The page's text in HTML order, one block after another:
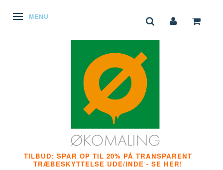
SKIFTE NAVIGATION
MENU
TILBUD: SPAR OP TIL 20% PÅ TRANSPARENT
TRÆBESKYTTELSE UDE/INDE - SE HER!